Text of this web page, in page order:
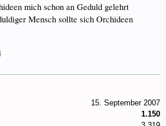
mich schon an Geduld gelehrt
Mensch sollte sich Orchideen
15. September 2007
1.150